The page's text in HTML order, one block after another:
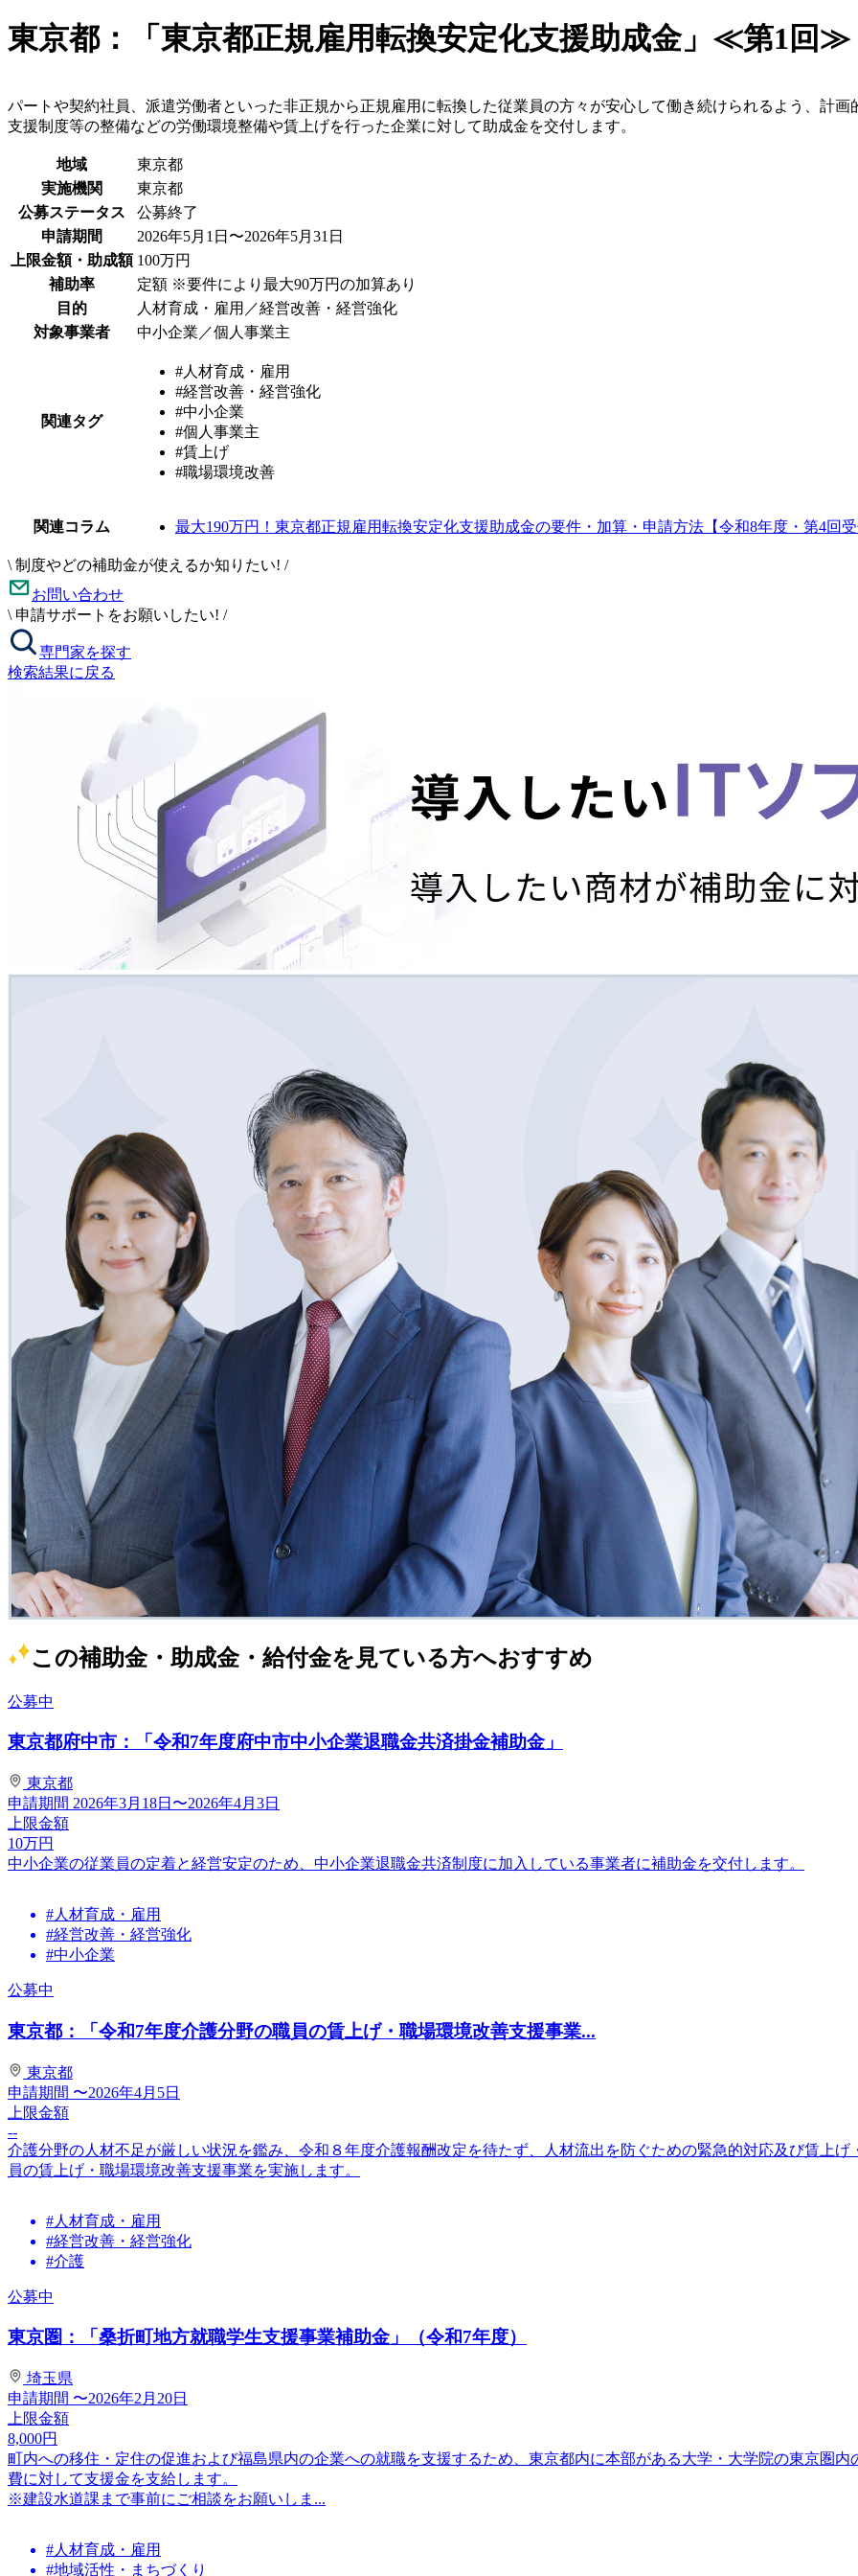
東京都：「東京都正規雇用転換安定化支援助成金」≪第1回≫
パートや契約社員、派遣労働者といった非正規から正規雇用に転換した従業員の方々が安心して働き続けられるよう、計
支援制度等の整備などの労働環境整備や賃上げを行った企業に対して助成金を交付します。
地域
東京都
実施機関
東京都
公募ステータス
公募終了
申請期間
2026年5月1日〜2026年5月31日
上限金額・助成額 100万円
補助率
定額 ※要件により最大90万円の加算あり
目的
人材育成・雇用／経営改善・経営強化
対象事業者
中小企業／個人事業主
関連タグ
#人材育成・雇用
#経営改善・経営強化
#中小企業
#個人事業主
#賃上げ
#職場環境改善
関連コラム 最大190万円！東京都正規雇用転換安定化支援助成金の要件・加算・申請方法【令和8年度・第4回
\ 制度やどの補助金が使えるか知りたい! /
お問い合わせ
\ 申請サポートをお願いしたい! /
専門家を探す
検索結果に戻る
この補助金・助成金・給付金を見ている方へおすすめ
公募中
東京都府中市：「令和7年度府中市中小企業退職金共済掛金補助金」
東京都
申請期間 2026年3月18日〜2026年4月3日
上限金額
10万円
中小企業の従業員の定着と経営安定のため、中小企業退職金共済制度に加入している事業者に補助金を交付します。
#人材育成・雇用
#経営改善・経営強化
#中小企業
公募中
東京都：「令和7年度介護分野の職員の賃上げ・職場環境改善支援事業...
東京都
申請期間 〜2026年4月5日
上限金額
--
介護分野の人材不足が厳しい状況を鑑み、令和８年度介護報酬改定を待たず、人材流出を防ぐための緊急的対応及び賃上
員の賃上げ・職場環境改善支援事業を実施します。
#人材育成・雇用
#経営改善・経営強化
#介護
公募中
東京圏：「桑折町地方就職学生支援事業補助金」（令和7年度）
埼玉県
申請期間 〜2026年2月20日
上限金額
8,000円
町内への移住・定住の促進および福島県内の企業への就職を支援するため、東京都内に本部がある大学・大学院の東京圏
費に対して支援金を支給します。
※建設水道課まで事前にご相談をお願いしま...
#人材育成・雇用
#地域活性・まちづくり